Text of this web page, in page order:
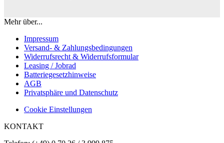
Mehr über...
Impressum
Versand- & Zahlungsbedingungen
Widerrufsrecht & Widerrufsformular
Leasing / Jobrad
Batteriegesetzhinweise
AGB
Privatsphäre und Datenschutz
Cookie Einstellungen
KONTAKT